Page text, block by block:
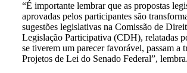
“É importante lembrar que as propostas
aprovadas pelos participantes são
sugestões legislativas na Comissão de
Legislação Participativa (CDH), relatadas
se tiverem um parecer favorável, passam a
Projetos de Lei do Senado Federal”, lembra.